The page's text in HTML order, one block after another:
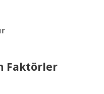
Faktörler